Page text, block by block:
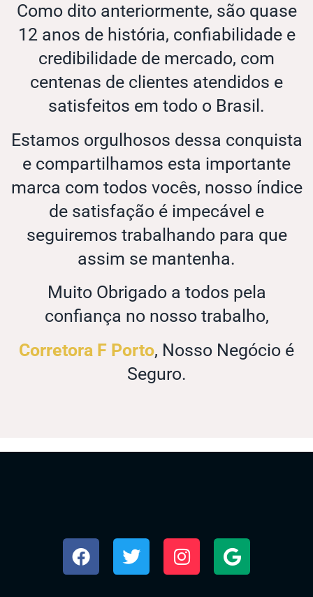
Como dito anteriormente, são quase
12 anos de história, confiabilidade e
credibilidade de mercado, com
centenas de clientes atendidos e
satisfeitos em todo o Brasil.
Estamos orgulhosos dessa conquista
e compartilhamos esta importante
marca com todos vocês, nosso índice
de satisfação é impecável e
seguiremos trabalhando para que
assim se mantenha.
Muito Obrigado a todos pela
confiança no nosso trabalho,
Corretora F Porto, Nosso Negócio é
Seguro.